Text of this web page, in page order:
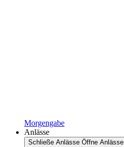
Morgengabe
Anlässe
Schließe Anlässe Öffne Anlässe